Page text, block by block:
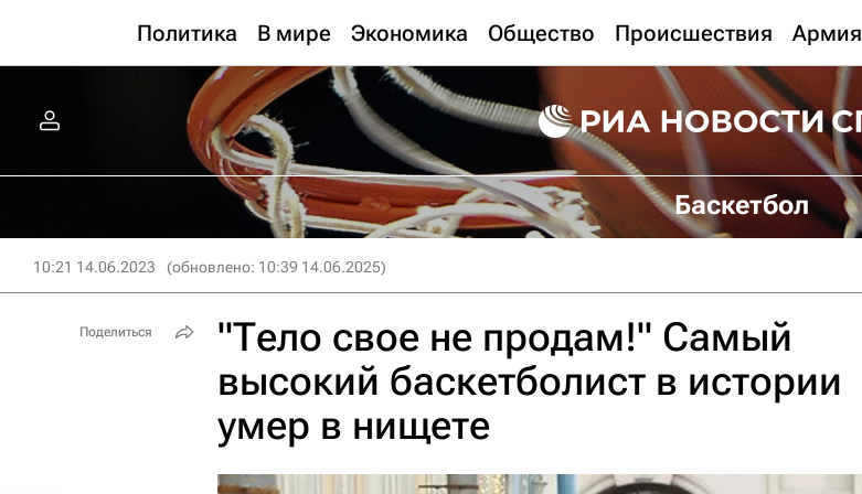
Политика В мире Экономика Общество Происшествия Армия
Баскетбол
10:21 14.06.2023 (обновлено: 10:39 14.06.2025)
"Тело свое не продам!" Самый
высокий баскетболист в истории
умер в нищете
Поделиться